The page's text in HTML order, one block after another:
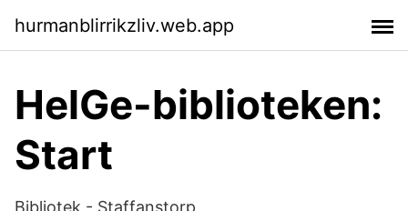
hurmanblirrikzliv.web.app
HelGe-biblioteken:
Start
Bibliotek - Staffanstorp